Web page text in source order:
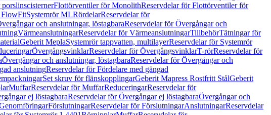
Flottörventiler för MonolithReservdelar för Flottörventiler för
FlowFitSystemrör MLRördelarReservdelar för
och anslutningar, löstagbaraReservdelar för Övergångar och
VärmeanslutningarReservdelar för VärmeanslutningarTillbehörTätningar för
Geberit MeplaSystemrör tappvatten, multilayerReservdelar för Systemrör
ÖvergångsvinklarReservdelar för ÖvergångsvinklarT-rörReservdelar för
Övergångar och anslutningar, löstagbaraReservdelar för Övergångar och
anslutningReservdelar för Fördelare med gängad
Set skruv för flänskopplingarGeberit Mapress Rostfritt StålGeberit
MuffarReservdelar för MuffarReduceringarReservdelar för
ej löstagbaraReservdelar för Övergångar ej löstagbaraÖvergångar och
FörslutningarReservdelar för FörslutningarAnslutningarReservdelar